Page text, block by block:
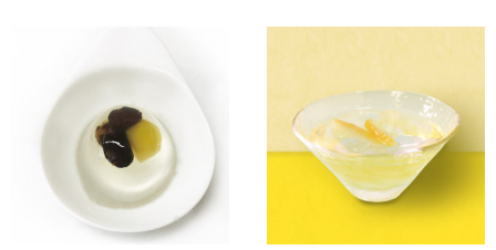
商品一覧
京のおやつ
金平糖